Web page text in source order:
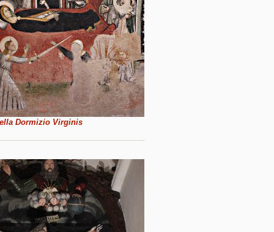
Dormizio Virginis